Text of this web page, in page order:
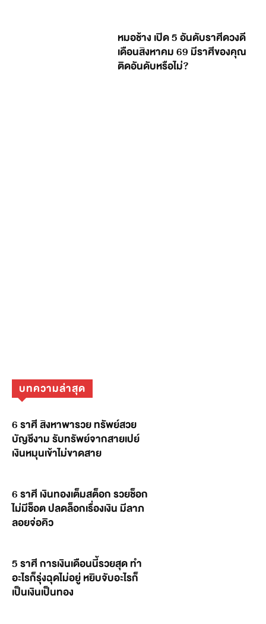
หมอช้าง เปิด 5 อันดับราศีดวงดี
เดือนสิงหาคม 69 มีราศีของคุณ
ติดอันดับหรือไม่?
บทความล่าสุด
6 ราศี สิงหาพารวย ทรัพย์สวย
บัญชีงาม รับทรัพย์จากสายเปย์
เงินหมุนเข้าไม่ขาดสาย
6 ราศี เงินทองเต็มสต็อก รวยช็อก
ไม่มีช็อต ปลดล็อกเรื่องเงิน มีลาภ
ลอยจ่อคิว
5 ราศี การเงินเดือนนี้รวยสุด ทำ
อะไรก็รุ่งฉุดไม่อยู่ หยิบจับอะไรก็
เป็นเงินเป็นทอง